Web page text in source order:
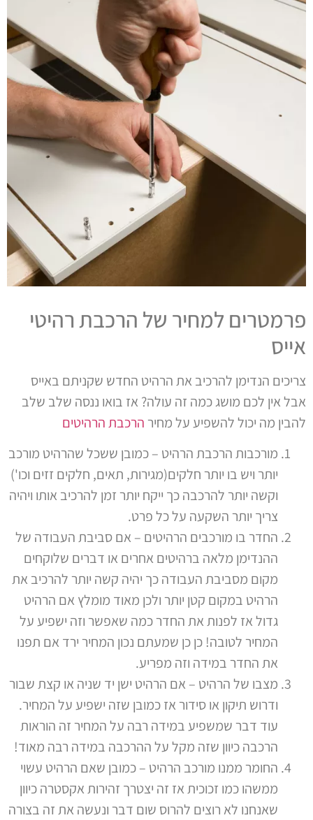
פרמטרים למחיר של הרכבת רהיטי
אייס
צריכים הנדימן להרכיב את הרהיט החדש שקניתם באייס
אבל אין לכם מושג כמה זה עולה? אז בואו ננסה שלב שלב
להבין מה יכול להשפיע על מחירהרכבת הרהיטים
מורכבות הרכבת הרהיט – כמובן ששכל שהרהיט מורכב
יותר ויש בו יותר חלקים(מגירות, תאים, חלקים זזים וכו')
וקשה יותר להרכבה כך ייקח יותר זמן להרכיב אותו ויהיה
צריך יותר השקעה על כל פרט.
החדר בו מורכבים הרהיטים – אם סביבת העבודה של
ההנדימן מלאה ברהיטים אחרים או דברים שלוקחים
מקום מסביבת העבודה כך יהיה קשה יותר להרכיב את
הרהיט במקום קטן יותר ולכן מאוד מומלץ אם הרהיט
גדול אז לפנות את החדר כמה שאפשר וזה ישפיע על
המחיר לטובה! כן כן שמעתם נכון המחיר ירד אם תפנו
את החדר במידה וזה מפריע.
מצבו של הרהיט – אם הרהיט ישן יד שניה או קצת שבור
ודרוש תיקון או סידור אז כמובן שזה ישפיע על המחיר.
עוד דבר שמשפיע במידה רבה על המחיר זה הוראות
הרכבה כיוון שזה מקל על ההרכבה במידה רבה מאוד!
החומר ממנו מורכב הרהיט – כמובן שאם הרהיט עשוי
ממשהו כמו זכוכית אז זה יצטרך זהירות אקסטרה כיוון
שאנחנו לא רוצים להרוס שום דבר ונעשה את זה בצורה